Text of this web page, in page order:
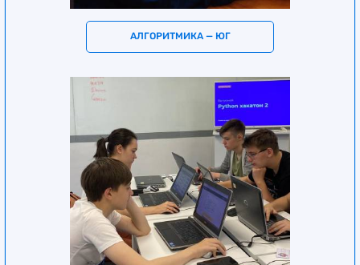
АЛГОРИТМИКА — ЮГ